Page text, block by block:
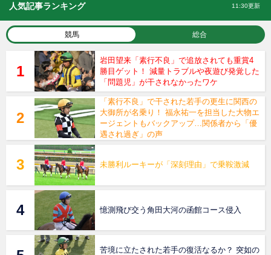
人気記事ランキング 11:30更新
競馬 総合
岩田望来「素行不良」で追放されても重賞4
勝目ゲット！ 減量トラブルや夜遊び発覚した
「問題児」が干されなかったワケ
「素行不良」で干された若手の更生に関西の
大御所が名乗り！ 福永祐一を担当した大物エ
ージェントもバックアップ…関係者から「優
遇され過ぎ」の声
未勝利ルーキーが「深刻理由」で乗鞍激減
憶測飛び交う角田大河の函館コース侵入
苦境に立たされた若手の復活なるか？ 突如の